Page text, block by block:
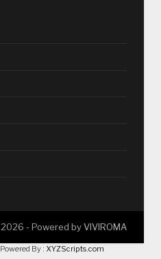
2026 - Powered byVIVIROMA
Powered By : XYZScripts.com